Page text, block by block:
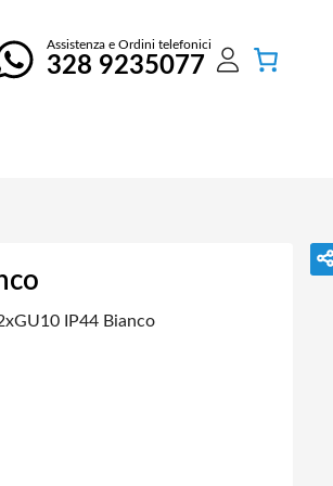
Assistenza e Ordini telefonici
328 9235077
IP44 Bianco